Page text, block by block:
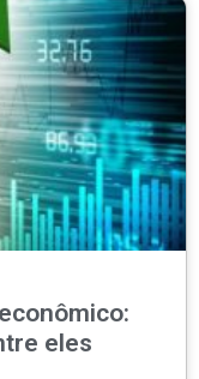
eles